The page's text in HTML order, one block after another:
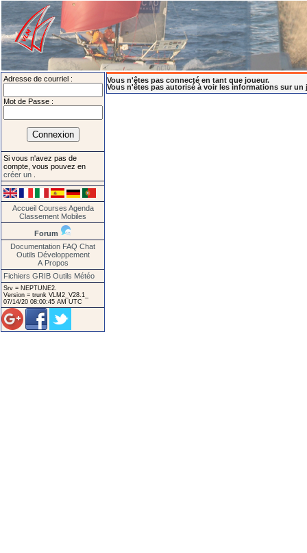
Adresse de courriel :
Mot de Passe :
Si vous n'avez pas de
compte, vous pouvez en
créer un
Accueil Courses Agenda
Classement Mobiles
Forum
Documentation FAQ Chat
Outils Développement
A Propos
Fichiers GRIB Outils Météo
Srv = NEPTUNE2.
Version = trunk VLM2_V28.1_
07/14/20 08:00:45 AM UTC
Vous n'êtes pas connecté en tant que joueur.
Vous n'êtes pas autorisé à voir les informations sur un